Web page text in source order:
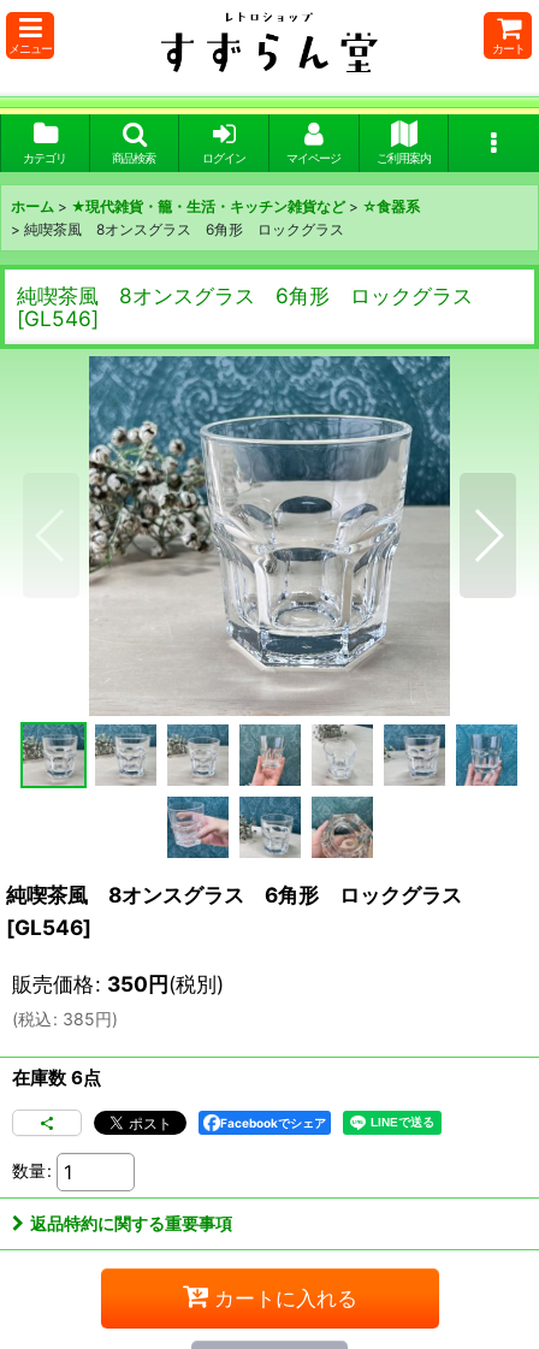
メニュー カート
カテゴリ 商品検索 ログイン マイページ ご利用案内
ホーム > ★現代雑貨・籠・生活・キッチン雑貨など > ☆食器系
> 純喫茶風 8オンスグラス 6角形 ロックグラス
純喫茶風 8オンスグラス 6角形 ロックグラス
[GL546]
純喫茶風 8オンスグラス 6角形 ロックグラス
[GL546]
販売価格: 350円(税別)
(税込: 385円)
在庫数 6点
Facebookでシェア
数量:
返品特約に関する重要事項
カートに入れる